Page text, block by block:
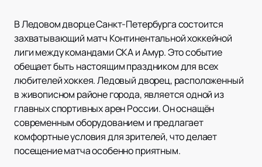
В Ледовом дворце Санкт-Петербурга состоится
захватывающий матч Континентальной хоккейной
лиги между командами СКА и Амур. Это событие
обещает быть настоящим праздником для всех
любителей хоккея. Ледовый дворец, расположенный
в живописном районе города, является одной из
главных спортивных арен России. Он оснащён
современным оборудованием и предлагает
комфортные условия для зрителей, что делает
посещение матча особенно приятным.